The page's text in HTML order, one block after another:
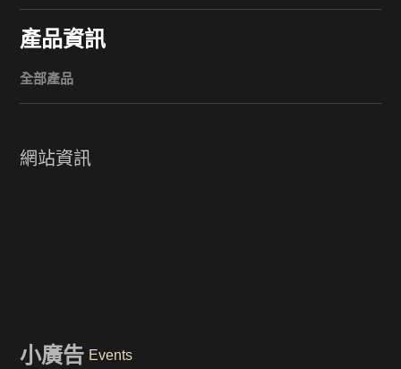
產品資訊
全部產品
網站資訊
小廣告 Events